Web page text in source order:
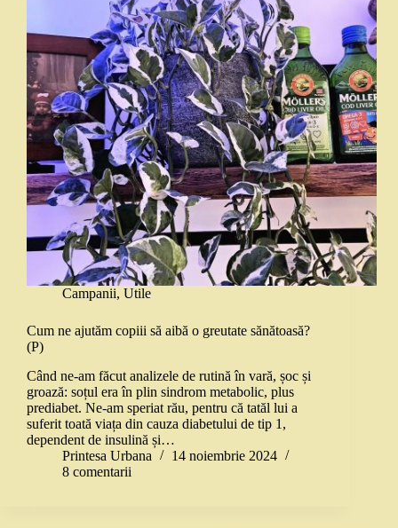
Campanii, Utile
Cum ne ajutăm copiii să aibă o greutate sănătoasă?
(P)
Când ne-am făcut analizele de rutină în vară, șoc și
groază: soțul era în plin sindrom metabolic, plus
prediabet. Ne-am speriat rău, pentru că tatăl lui a
suferit toată viața din cauza diabetului de tip 1,
dependent de insulină și…
Printesa Urbana
14 noiembrie 2024
8 comentarii